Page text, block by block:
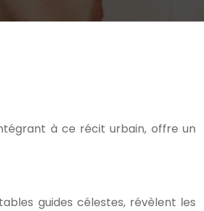
à ce récit urbain, offre un
guides célestes, révèlent les